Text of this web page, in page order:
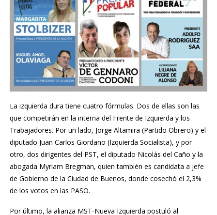
La izquierda dura tiene cuatro fórmulas. Dos de ellas son las
que competirán en la interna del Frente de Izquierda y los
Trabajadores. Por un lado, Jorge Altamira (Partido Obrero) y el
diputado Juan Carlos Giordano (Izquierda Socialista), y por
otro, dos dirigentes del PST, el diputado Nicolás del Caño y la
abogada Myriam Bregman, quien también es candidata a jefe
de Gobierno de la Ciudad de Buenos, donde cosechó el 2,3%
de los votos en las PASO.
Por último, la alianza MST-Nueva Izquierda postuló al